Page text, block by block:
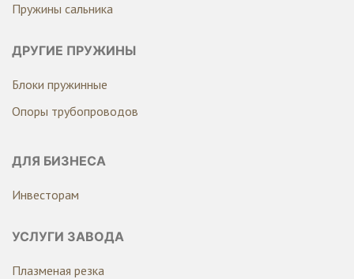
Пружины сальника
ДРУГИЕ ПРУЖИНЫ
Блоки пружинные
Опоры трубопроводов
ДЛЯ БИЗНЕСА
Инвесторам
УСЛУГИ ЗАВОДА
Плазменая резка